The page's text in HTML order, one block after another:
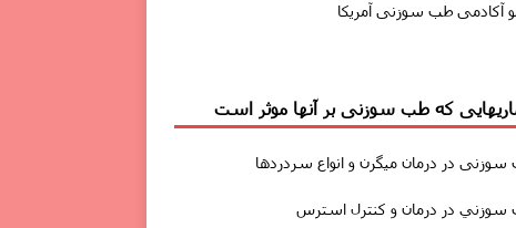
آکادمی طب سوزنی آمریکا
که طب سوزنی بر آنها موثر است
سوزنىدر درمان میگرنو انواع سردردها
در درمان و کنترل استرس